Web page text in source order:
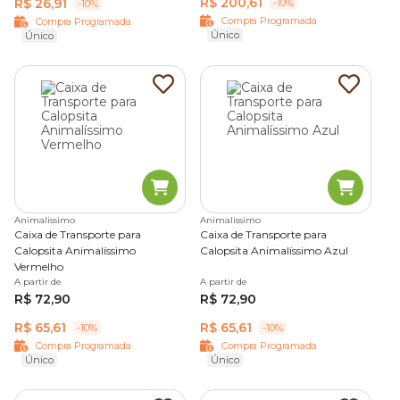
-Capas
Ninhos
-Banheiras
Porta-ração
Pedestal
Bica Pedra
Brinquedos para pássaro
Melhores opções de gaiola para cada espécie de
pássaro
As gaiolas de luxo possuem acabamentos e pinturas
diferenciadas. Cheias de acessórios, esses viveiros para
pássaros podem ser boas opções. Além de produtos de
qualidade, é importante conhecer bem quais as melhores
gaiolas para cada espécie:
Gaiola para calopsita
Ascalopsitas
costumam ter o temperamento calmo e
calopsita, é importante avaliar se o pássaro ficará
-10%
Compra Programada
Único
-10%
Compra Programada
Único
Animalissimo
Caixa de Transporte para
Calopsita Animalíssimo
Vermelho
A partir de
R$ 72,90
R$ 65,61
-10%
Compra Programada
Único
Animalissimo
Caixa de Transporte para
Calopsita Animalíssimo Azul
A partir de
R$ 72,90
R$ 65,61
-10%
Compra Programada
Único